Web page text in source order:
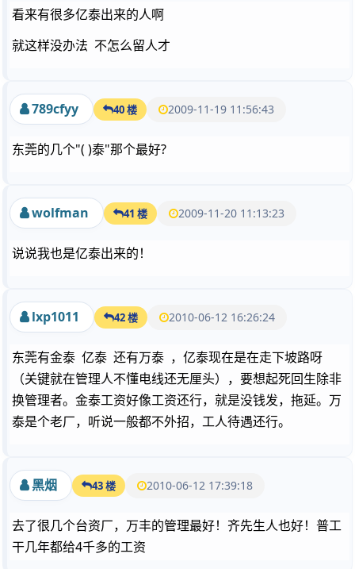
看来有很多亿泰出来的人啊
就这样没办法 不怎么留人才
789cfyy 40 楼 2009-11-19 11:56:43
东莞的几个"( )泰"那个最好?
wolfman 41 楼 2009-11-20 11:13:23
说说我也是亿泰出来的！
lxp1011 42 楼 2010-06-12 16:26:24
东莞有金泰 亿泰 还有万泰 ，亿泰现在是在走下坡路呀
（关键就在管理人不懂电线还无厘头），要想起死回生除非
换管理者。金泰工资好像工资还行，就是没钱发，拖延。万
泰是个老厂，听说一般都不外招，工人待遇还行。
黑烟 43 楼 2010-06-12 17:39:18
去了很几个台资厂，万丰的管理最好！齐先生人也好！普工
干几年都给4千多的工资